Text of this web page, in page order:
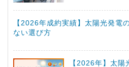
【2026年成約実績】太陽光発電
ない選び方
【2026年】太